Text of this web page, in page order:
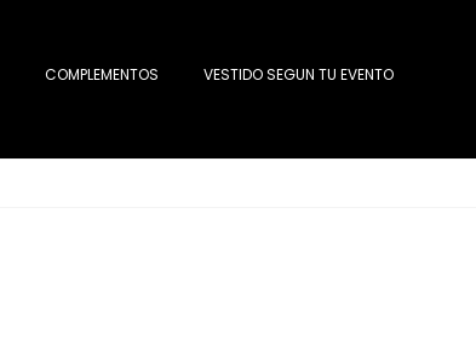
COMPLEMENTOS VESTIDO SEGUN TU EVENTO